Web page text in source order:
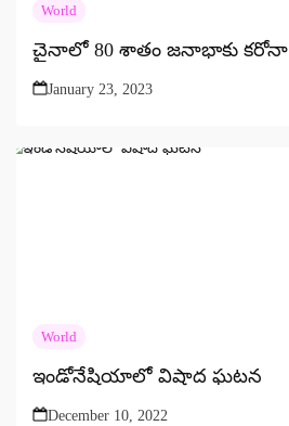
World
చైనాలో 80 శాతం జనాభాకు కరోనా
January 23, 2023
World
ఇండోనేషియాలో విషాద ఘటన
December 10, 2022